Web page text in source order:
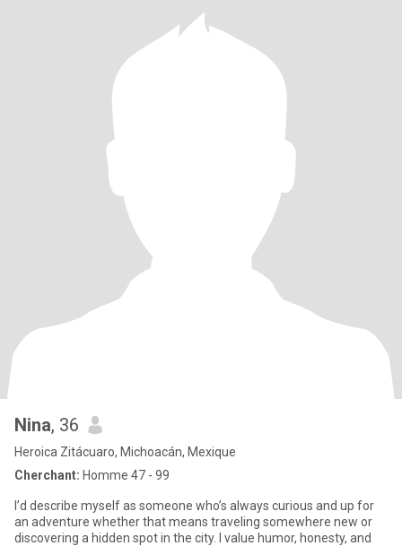
Nina, 36
Heroica Zitácuaro, Michoacán, Mexique
Cherchant: Homme 47 - 99
I’d describe myself as someone who’s always curious and up for
an adventure whether that means traveling somewhere new or
discovering a hidden spot in the city. I value humor, honesty, and